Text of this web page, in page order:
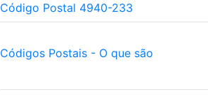
Código Postal 4940-233
Códigos Postais - O que são